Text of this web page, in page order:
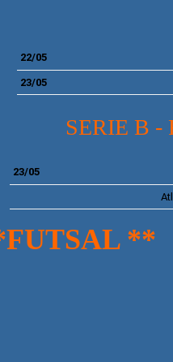
22/05
23/05
SERIE B -
23/05
**